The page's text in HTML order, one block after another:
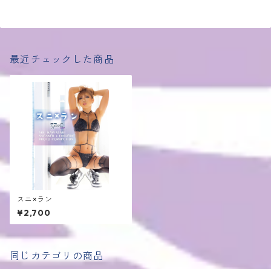
最近チェックした商品
スニ×ラン
¥2,700
同じカテゴリの商品